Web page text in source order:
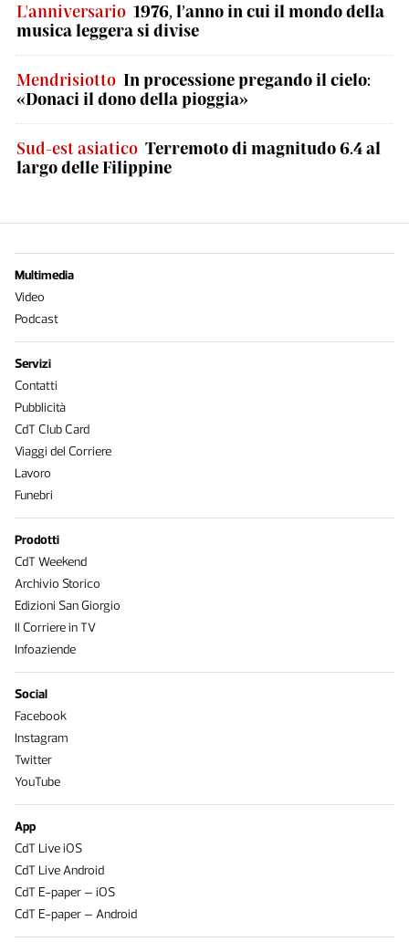
L'anniversario 1976, l’anno in cui il mondo della
musica leggera si divise
Mendrisiotto In processione pregando il cielo:
«Donaci il dono della pioggia»
Sud-est asiatico Terremoto di magnitudo 6.4 al
largo delle Filippine
Multimedia
Video
Podcast
Servizi
Contatti
Pubblicità
CdT Club Card
Viaggi del Corriere
Lavoro
Funebri
Prodotti
CdT Weekend
Archivio Storico
Edizioni San Giorgio
Il Corriere in TV
Infoaziende
Social
Facebook
Instagram
Twitter
YouTube
App
CdT Live iOS
CdT Live Android
CdT E-paper – iOS
CdT E-paper – Android